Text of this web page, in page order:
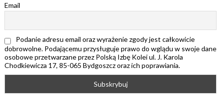
Email
Podanie adresu email oraz wyrażenie zgody jest całkowicie
dobrowolne. Podającemu przysługuje prawo do wglądu w swoje dane
osobowe przetwarzane przez Polską Izbę Kolei ul. J. Karola
Chodkiewicza 17, 85-065 Bydgoszcz oraz ich poprawiania.